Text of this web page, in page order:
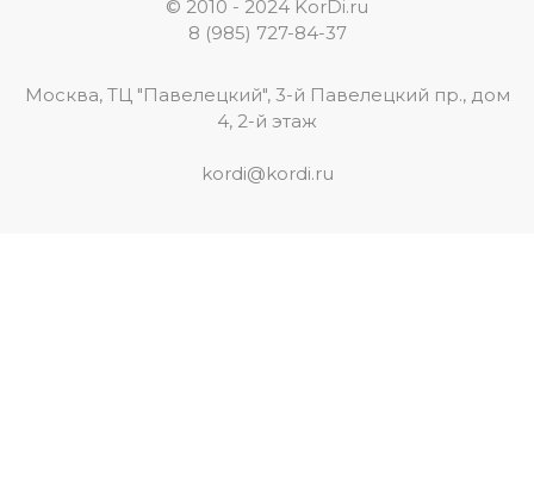
© 2010 - 2024 KorDi.ru
8 (985) 727-84-37
Москва, ТЦ "Павелецкий", 3-й Павелецкий пр., дом
4, 2-й этаж
kordi@kordi.ru